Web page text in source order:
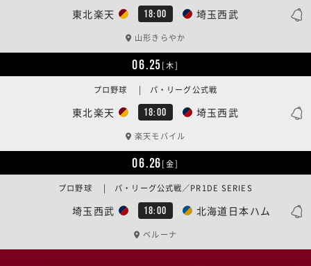
東北楽天 18:00 埼玉西武
山形きらやか
06.25[木]
東北楽天 18:00 埼玉西武
プロ野球 | パ・リーグ公式戦
楽天モバイル
06.26[金]
埼玉西武 18:00 北海道日本ハム
プロ野球 | パ・リーグ公式戦／PR1DE SERIES
ベルーナ